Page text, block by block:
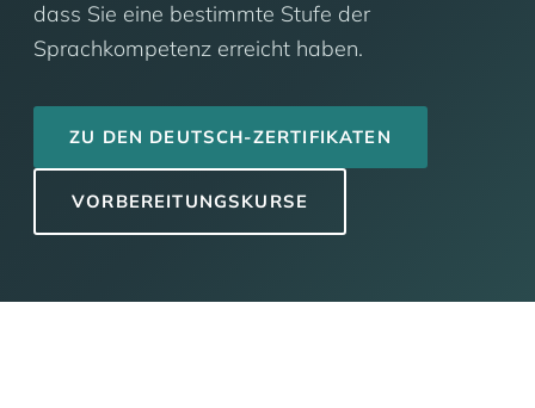
dass Sie eine bestimmte Stufe der
Sprachkompetenz erreicht haben.
ZU DEN DEUTSCH-ZERTIFIKATEN
VORBEREITUNGSKURSE